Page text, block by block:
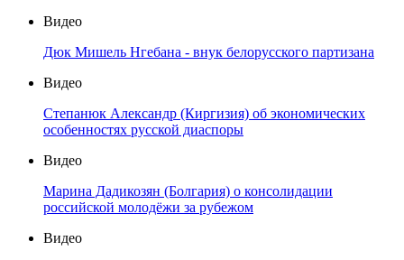
Видео
Дюк Мишель Нгебана - внук белорусского партизана
Видео
Степанюк Александр (Киргизия) об экономических
особенностях русской диаспоры
Видео
Марина Дадикозян (Болгария) о консолидации
российской молодёжи за рубежом
Видео